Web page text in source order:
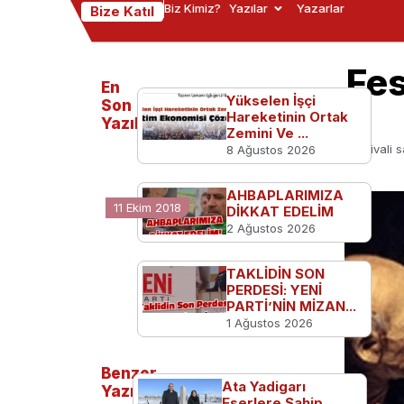
Bize Katıl Biz Kimiz? Yazılar Yazarlar
Ankara Kukla
Buluşuyor
Kültür Sanat Ankara Kukla Festivali
11 Ekim 2018
En
Son
Yazılanlar
Yükselen İşçi
Hareketinin Ortak
Zemini Ve ...
8 Ağustos 2026
AHBAPLARIMIZA
DİKKAT EDELİM
2 Ağustos 2026
TAKLİDİN SON
PERDESİ: YENİ
PARTİ’NİN MİZAN...
1 Ağustos 2026
Benzer
Yazılar
Ata Yadigarı